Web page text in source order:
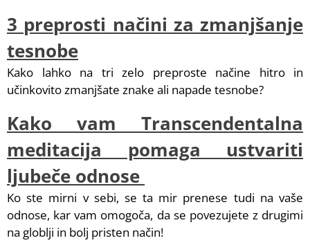
3 preprosti načini za zmanjšanje
tesnobe
Kako lahko na tri zelo preproste načine hitro in
učinkovito zmanjšate znake ali napade tesnobe?
Kako vam Transcendentalna
meditacija pomaga ustvariti
ljubeče odnose
Ko ste mirni v sebi, se ta mir prenese tudi na vaše
odnose, kar vam omogoča, da se povezujete z drugimi
na globlji in bolj pristen način!